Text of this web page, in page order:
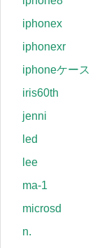
iphonex
iphonexr
iphoneケース
iris60th
jenni
led
lee
ma-1
microsd
n.